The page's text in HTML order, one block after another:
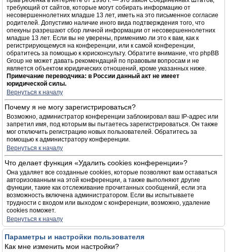
требующий от сайтов, которые могут собирать информацию от
несовершеннолетних младше 13 лет, иметь на это письменное согласие
родителей. Допустимо наличие иного вида подтверждения того, что
опекуны разрешают сбор личной информации от несовершеннолетних
младше 13 лет. Если вы не уверены, применимо ли это к вам, как к
регистрирующемуся на конференции, или к самой конференции,
обратитесь за помощью к юрисконсульту. Обратите внимание, что phpBB
Group не может давать рекомендаций по правовым вопросам и не
является объектом юридических отношений, кроме указанных ниже.
Примечание переводчика: в России данный акт не имеет
юридической силы.
Вернуться к началу
Почему я не могу зарегистрироваться?
Возможно, администратор конференции заблокировал ваш IP-адрес или
запретил имя, под которым вы пытаетесь зарегистрироваться. Он также
мог отключить регистрацию новых пользователей. Обратитесь за
помощью к администратору конференции.
Вернуться к началу
Что делает функция «Удалить cookies конференции»?
Она удаляет все созданные cookies, которые позволяют вам оставаться
авторизованным на этой конференции, а также выполняют другие
функции, такие как отслеживание прочитанных сообщений, если эта
возможность включена администратором. Если вы испытываете
трудности с входом или выходом с конференции, возможно, удаление
cookies поможет.
Вернуться к началу
Параметры и настройки пользователя
Как мне изменить мои настройки?